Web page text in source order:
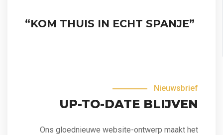
“KOM THUIS IN ECHT SPANJE”
Nieuwsbrief
UP-TO-DATE BLIJVEN
Ons gloednieuwe website-ontwerp maakt het